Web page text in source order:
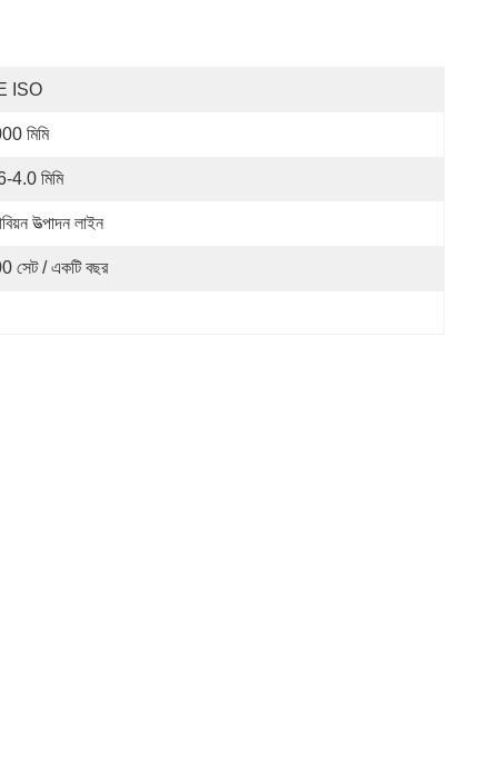
ISO
মিমি
4.0 মিমি
উত্পাদন লাইন
সেট / একটি বছর